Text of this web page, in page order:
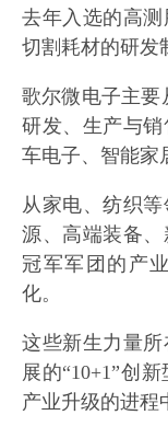
去年入选的高测
切割耗材的研发
歌尔微电子主要
研发、生产与
车电子、智能家
从家电、纺织
源、高端装备
冠军军团的产
化。
这些新生力量
展的“10+1”创
产业升级的进程